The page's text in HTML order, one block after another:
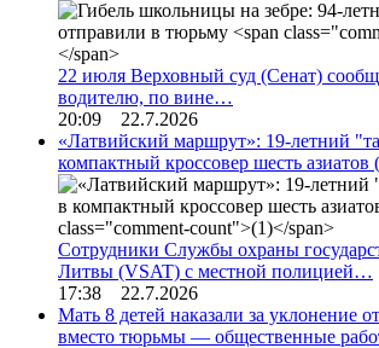
22 июля Верховный суд (Сенат)
водителю, по вине…
20:09 22.7.2026
«Латвийский маршрут»: 19-летний
компактный кроссовер шесть азиатов
Сотрудники Службы охраны
Литвы (VSAT) с местной полицией…
17:38 22.7.2026
Мать 8 детей наказали за уклонение
вместо тюрьмы — общественные